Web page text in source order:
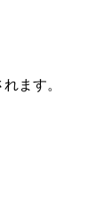
ます。